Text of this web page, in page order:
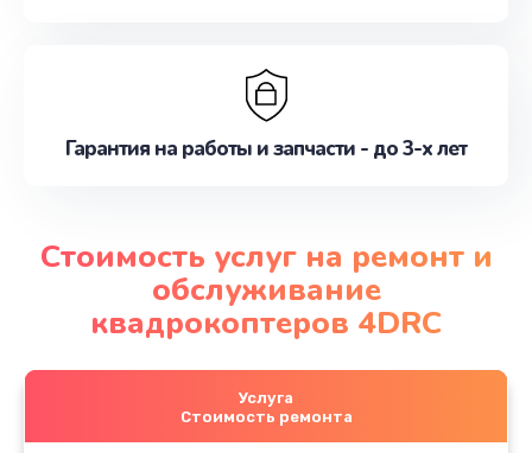
Гарантия на работы и запчасти - до 3-х лет
Стоимость услуг на ремонт и
обслуживание
квадрокоптеров 4DRC
Услуга
Стоимость ремонта